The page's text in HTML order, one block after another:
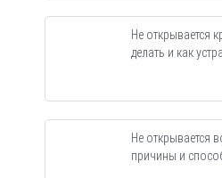
Не открывается
делать и как
Не открывается
причины и